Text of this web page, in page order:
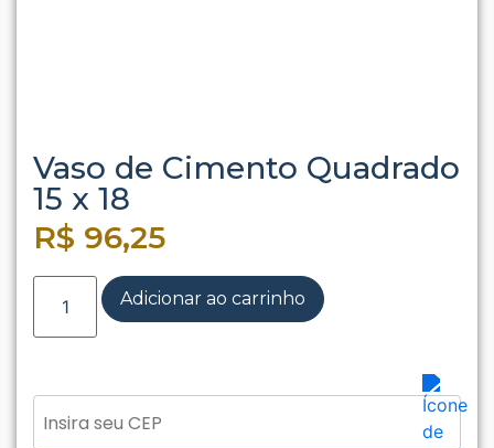
Vaso de Cimento Quadrado
15 x 18
R$ 96,25
Adicionar ao carrinho